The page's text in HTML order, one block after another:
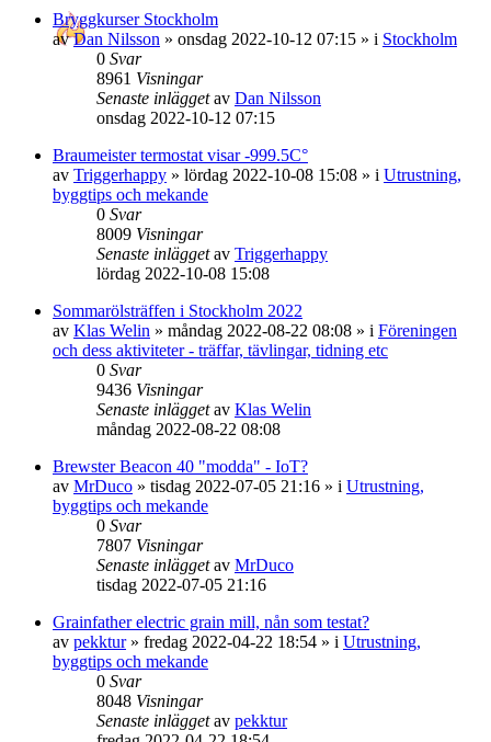
Bryggkurser Stockholm
avDan Nilsson » onsdag 2022-10-12 07:15 » i Stockholm
0 Svar
8961 Visningar
Senaste inläggetav Dan Nilsson
onsdag 2022-10-12 07:15
Braumeister termostat visar -999.5C°
av Triggerhappy » lördag 2022-10-08 15:08 » i Utrustning,
byggtips och mekande
0 Svar
8009 Visningar
Senaste inläggetav Triggerhappy
lördag 2022-10-08 15:08
Sommarölsträffen i Stockholm 2022
av Klas Welin » måndag 2022-08-22 08:08 » i Föreningen
och dess aktiviteter - träffar, tävlingar, tidning etc
0 Svar
9436 Visningar
Senaste inläggetav Klas Welin
måndag 2022-08-22 08:08
Brewster Beacon 40 "modda" - IoT?
av MrDuco » tisdag 2022-07-05 21:16 » i Utrustning,
byggtips och mekande
0 Svar
7807 Visningar
Senaste inläggetav MrDuco
tisdag 2022-07-05 21:16
Grainfather electric grain mill, nån som testat?
av pekktur» fredag 2022-04-22 18:54 » i Utrustning,
byggtips och mekande
0 Svar
8048 Visningar
Senaste inläggetav pekktur